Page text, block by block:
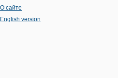
О сайте
English version